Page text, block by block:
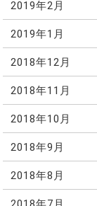
2019年2月
2019年1月
2018年12月
2018年11月
2018年10月
2018年9月
2018年8月